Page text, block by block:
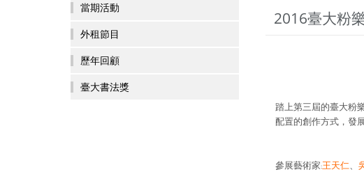
當期活動
外租節目
歷年回顧
臺大書法獎
2016臺大粉
踏上第三屆的臺大粉
配置的創作方式，發
參展藝術家:王天仁、